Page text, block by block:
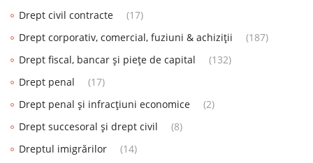
Drept civil contracte
(17)
Drept corporativ, comercial, fuziuni & achiziții
(187)
Drept fiscal, bancar și piețe de capital
(132)
Drept penal
(17)
Drept penal și infracțiuni economice
(2)
Drept succesoral și drept civil
(8)
Dreptul imigrărilor
(14)